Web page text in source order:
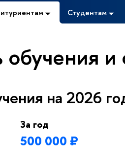
Студентам
и
на 2026
За год
500 000 ₽